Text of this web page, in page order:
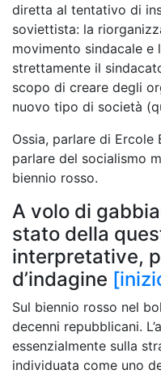
diretta al tentativo di
soviettista: la
movimento sindacale e
strettamente il
scopo di creare degli
nuovo tipo di società
Ossia, parlare di
parlare del socialismo
biennio rosso.
A volo di
stato della
interpretative,
d’indagine
Sul biennio rosso nel
decenni repubblicani.
essenzialmente sulla
individuata come uno